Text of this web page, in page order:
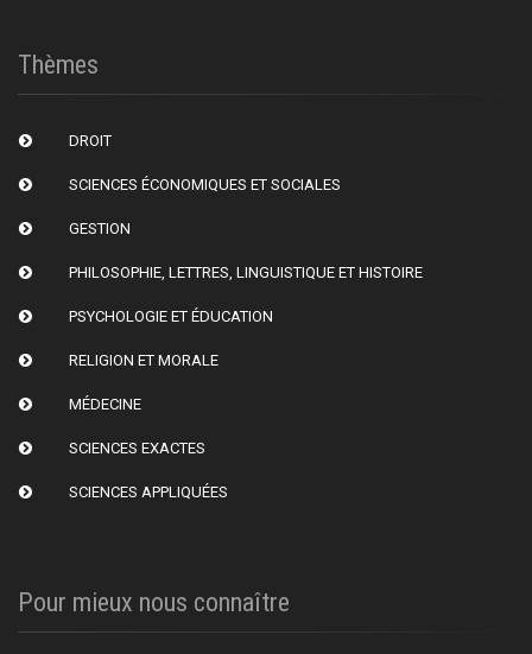
Thèmes
DROIT
SCIENCES ÉCONOMIQUES ET SOCIALES
GESTION
PHILOSOPHIE, LETTRES, LINGUISTIQUE ET HISTOIRE
PSYCHOLOGIE ET ÉDUCATION
RELIGION ET MORALE
MÉDECINE
SCIENCES EXACTES
SCIENCES APPLIQUÉES
Pour mieux nous connaître